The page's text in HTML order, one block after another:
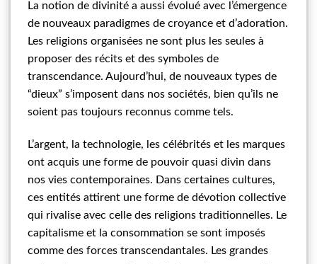
La notion de divinité a aussi évolué avec l’émergence
de nouveaux paradigmes de croyance et d’adoration.
Les religions organisées ne sont plus les seules à
proposer des récits et des symboles de
transcendance. Aujourd’hui, de nouveaux types de
“dieux” s’imposent dans nos sociétés, bien qu’ils ne
soient pas toujours reconnus comme tels.
L’argent, la technologie, les célébrités et les marques
ont acquis une forme de pouvoir quasi divin dans
nos vies contemporaines. Dans certaines cultures,
ces entités attirent une forme de dévotion collective
qui rivalise avec celle des religions traditionnelles. Le
capitalisme et la consommation se sont imposés
comme des forces transcendantales. Les grandes